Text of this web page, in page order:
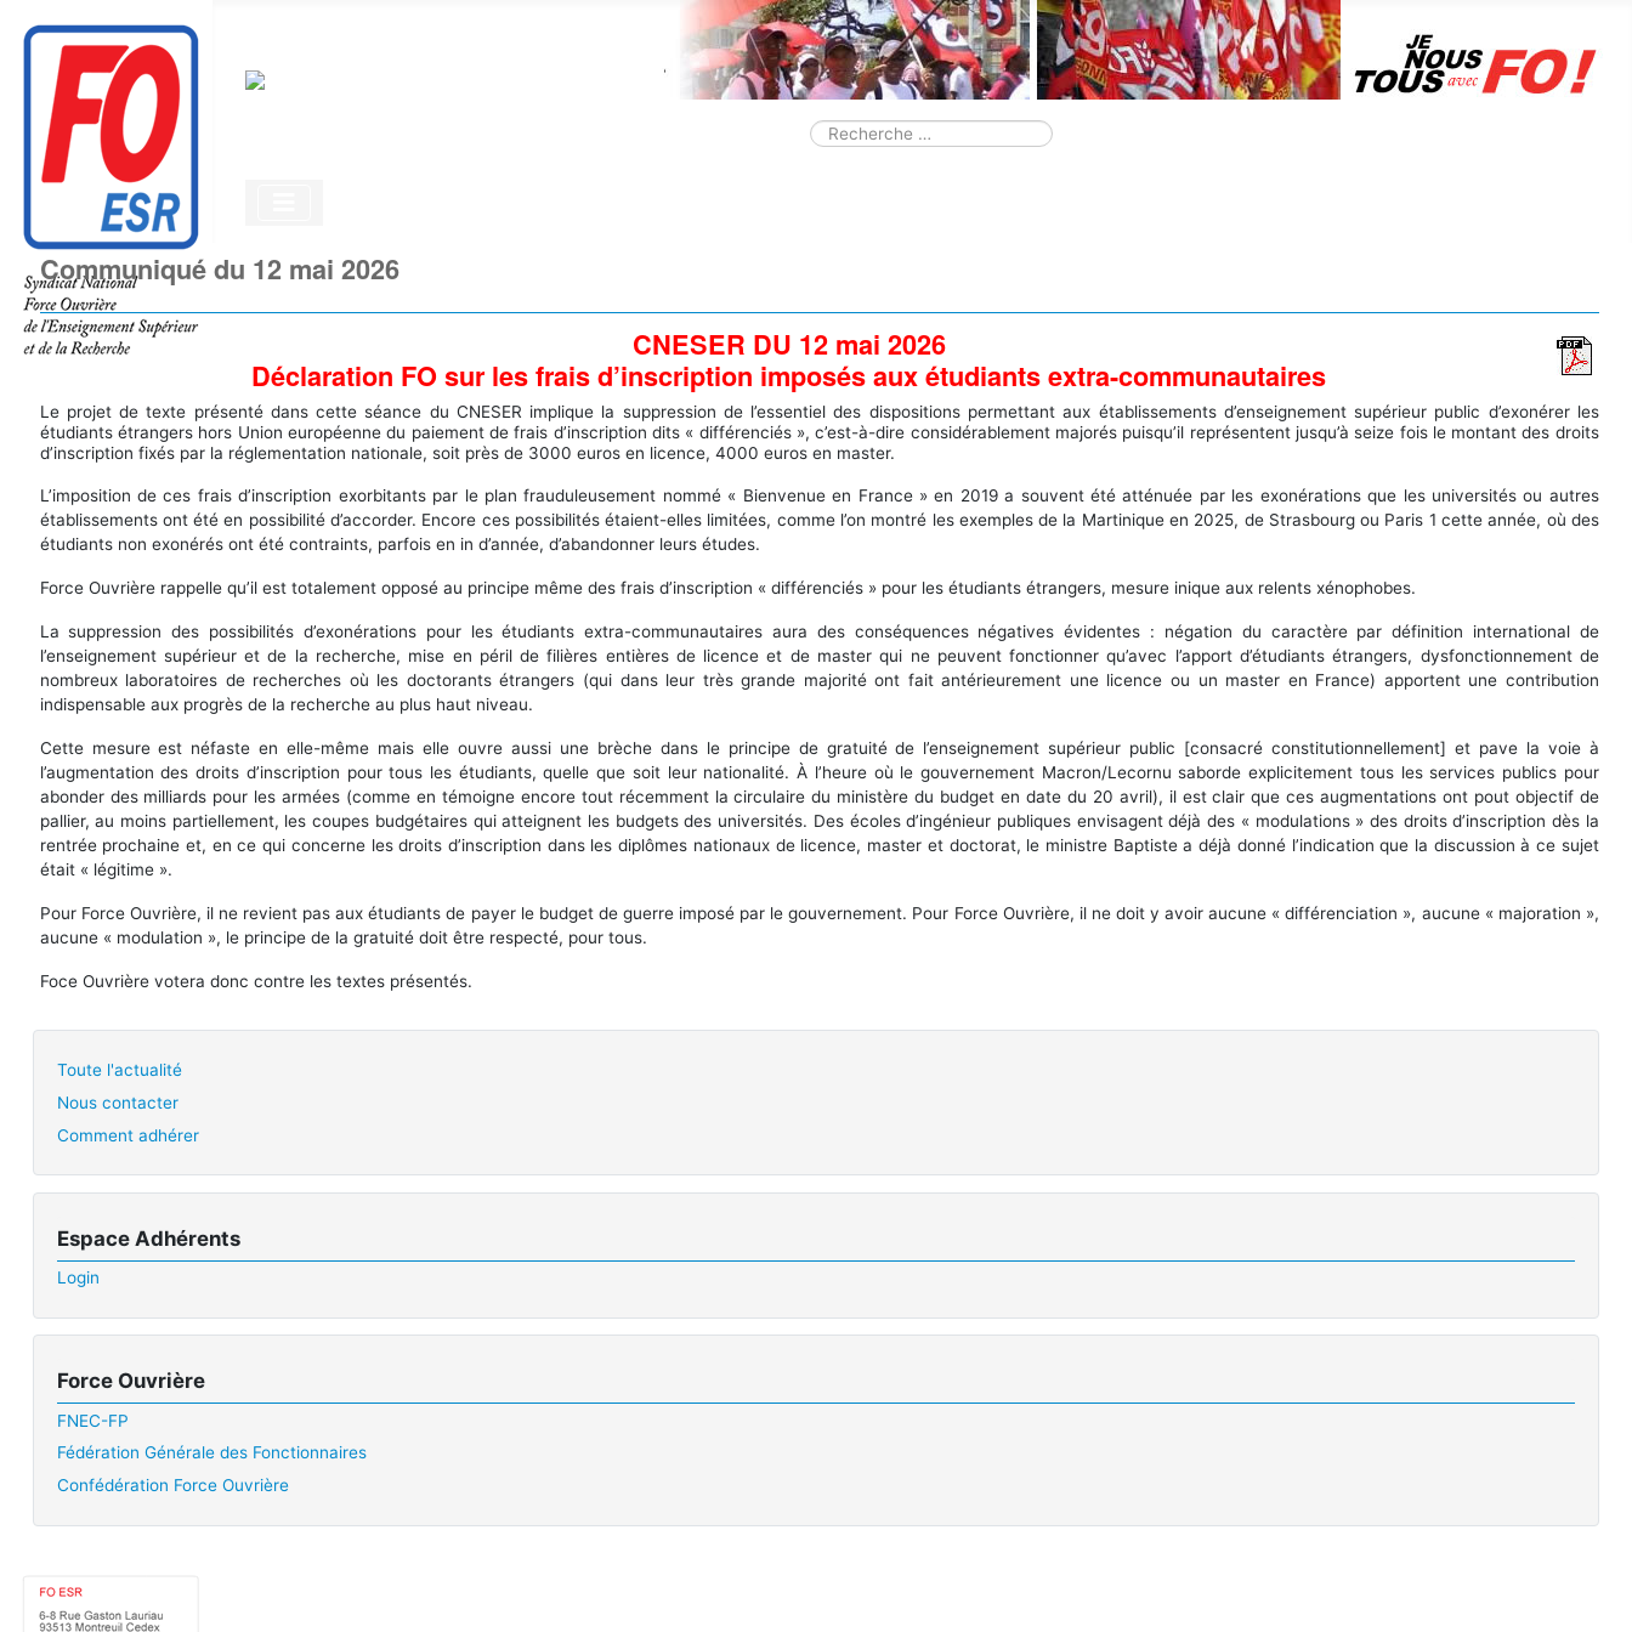
Smart Search Module
Valider
Communiqué du 12 mai 2026
CNESER DU 12 mai 2026
Déclaration FO sur les frais d’inscription imposés aux étudiants extra-communautaires
Le projet de texte présenté dans cette séance du CNESER implique la suppression de l’essentiel des dispositions permettant aux établissements d’enseignement supérieur public d’exonérer les
étudiants étrangers hors Union européenne du paiement de frais d’inscription dits « différenciés », c’est-à-dire considérablement majorés puisqu’il représentent jusqu’à seize fois le montant des droits
d’inscription fixés par la réglementation nationale, soit près de 3000 euros en licence, 4000 euros en master.
L’imposition de ces frais d’inscription exorbitants par le plan frauduleusement nommé « Bienvenue en France » en 2019 a souvent été atténuée par les exonérations que les universités ou autres
établissements ont été en possibilité d’accorder. Encore ces possibilités étaient-elles limitées, comme l’on montré les exemples de la Martinique en 2025, de Strasbourg ou Paris 1 cette année, où des
étudiants non exonérés ont été contraints, parfois en in d’année, d’abandonner leurs études.
Force Ouvrière rappelle qu’il est totalement opposé au principe même des frais d’inscription « différenciés » pour les étudiants étrangers, mesure inique aux relents xénophobes.
La suppression des possibilités d’exonérations pour les étudiants extra-communautaires aura des conséquences négatives évidentes : négation du caractère par définition international de
l’enseignement supérieur et de la recherche, mise en péril de filières entières de licence et de master qui ne peuvent fonctionner qu’avec l’apport d’étudiants étrangers, dysfonctionnement de
nombreux laboratoires de recherches où les doctorants étrangers (qui dans leur très grande majorité ont fait antérieurement une licence ou un master en France) apportent une contribution
indispensable aux progrès de la recherche au plus haut niveau.
Cette mesure est néfaste en elle-même mais elle ouvre aussi une brèche dans le principe de gratuité de l’enseignement supérieur public [consacré constitutionnellement] et pave la voie à
l’augmentation des droits d’inscription pour tous les étudiants, quelle que soit leur nationalité. À l’heure où le gouvernement Macron/Lecornu saborde explicitement tous les services publics pour
abonder des milliards pour les armées (comme en témoigne encore tout récemment la circulaire du ministère du budget en date du 20 avril), il est clair que ces augmentations ont pout objectif de
pallier, au moins partiellement, les coupes budgétaires qui atteignent les budgets des universités. Des écoles d’ingénieur publiques envisagent déjà des « modulations » des droits d’inscription dès la
rentrée prochaine et, en ce qui concerne les droits d’inscription dans les diplômes nationaux de licence, master et doctorat, le ministre Baptiste a déjà donné l’indication que la discussion à ce sujet
était « légitime ».
Pour Force Ouvrière, il ne revient pas aux étudiants de payer le budget de guerre imposé par le gouvernement. Pour Force Ouvrière, il ne doit y avoir aucune « différenciation », aucune « majoration »,
aucune « modulation », le principe de la gratuité doit être respecté, pour tous.
Foce Ouvrière votera donc contre les textes présentés.
Toute l'actualité
Nous contacter
Comment adhérer
Espace Adhérents
Login
Force Ouvrière
FNEC-FP
Fédération Générale des Fonctionnaires
Confédération Force Ouvrière